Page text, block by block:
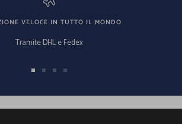
VELOCE IN TUTTO IL MONDO
Tramite DHL e Fedex
Vai Vai Vai Vai